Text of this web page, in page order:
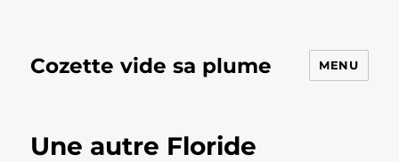
Cozette vide sa plume MENU
Une autre Floride